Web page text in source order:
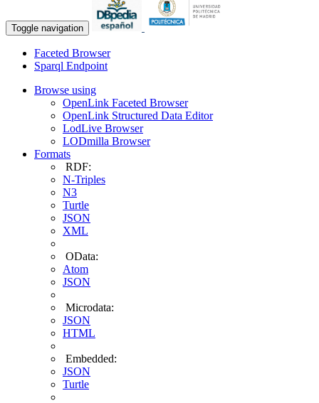
Toggle navigation
Faceted Browser
Sparql Endpoint
Browse using
OpenLink Faceted Browser
OpenLink Structured Data Editor
LodLive Browser
LODmilla Browser
Formats
RDF:
N-Triples
N3
Turtle
JSON
XML
OData:
Atom
JSON
Microdata:
JSON
HTML
Embedded:
JSON
Turtle